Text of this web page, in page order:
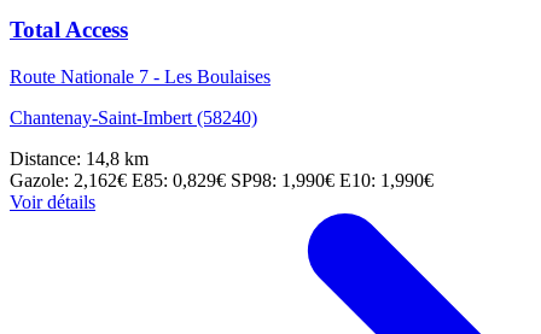
Total Access
Route Nationale 7 - Les Boulaises
Chantenay-Saint-Imbert (58240)
Distance: 14,8 km
Gazole: 2,162€ E85: 0,829€ SP98: 1,990€ E10: 1,990€
Voir détails